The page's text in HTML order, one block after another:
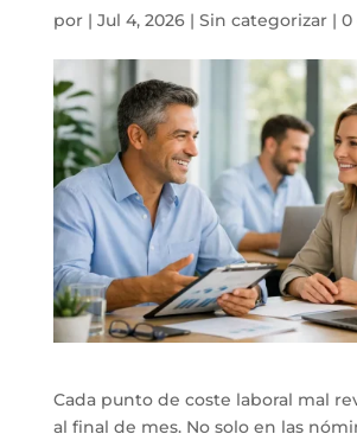
por | Jul 4, 2026| Sin categorizar| 0
Cada punto de coste laboral mal
al final de mes. No solo en las